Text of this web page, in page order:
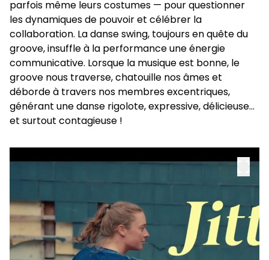
parfois même leurs costumes — pour questionner
les dynamiques de pouvoir et célébrer la
collaboration. La danse swing, toujours en quête du
groove, insuffle à la performance une énergie
communicative. Lorsque la musique est bonne, le
groove nous traverse, chatouille nos âmes et
déborde à travers nos membres excentriques,
générant une danse rigolote, expressive, délicieuse…
et surtout contagieuse !